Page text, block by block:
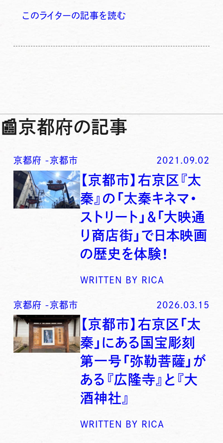
このライターの記事を読む
📰京都府の記事
京都府 -京都市 2021.09.02
【京都市】右京区『太
秦』の「太秦キネマ・
ストリート」＆「大映通
り商店街」で日本映画
の歴史を体験！
WRITTEN BY RICA
京都府 -京都市 2026.03.15
【京都市】右京区「太
秦」にある国宝彫刻
第一号「弥勒菩薩」が
ある『広隆寺』と『大
酒神社』
WRITTEN BY RICA